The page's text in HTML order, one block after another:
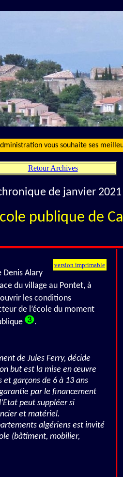
vous souhaite ses
Retour Archives
de janvier 2021
publique de
version imprimable
Denis Alary
du village au Pontet, à
les conditions
de l’école du moment
.
de Jules Ferry, décide
but est la mise en œuvre
garçons de 6 à 13 ans
par le financement
peut suppléer si
et matériel.
algériens est invité
(bâtiment, mobilier,